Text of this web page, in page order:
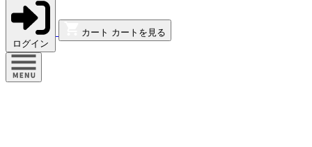
ログイン
カート カートを見る